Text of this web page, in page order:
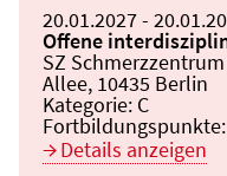
Beginn:
20.01.2027Ende
-
Veranstaltungstitel:
Offene
Veranstaltungsort:
SZ
Allee, 10435 Berlin
Kategorie: C
Fortbildungspunkte:
Details anzeigen